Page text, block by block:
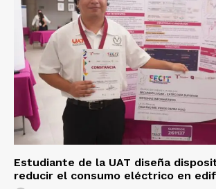
Estudiante de la UAT diseña
reducir el consumo eléctrico en